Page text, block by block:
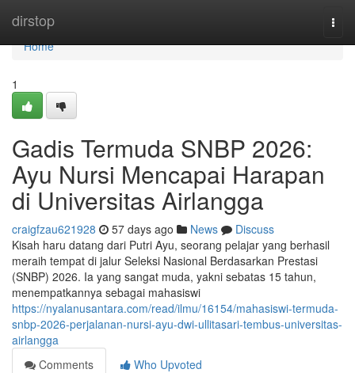
dirstop
Home
Home
1
Gadis Termuda SNBP 2026:
Ayu Nursi Mencapai Harapan
di Universitas Airlangga
craigfzau621928 57 days ago News
Discuss
Kisah haru datang dari Putri Ayu, seorang pelajar yang berhasil
meraih tempat di jalur Seleksi Nasional Berdasarkan Prestasi
(SNBP) 2026. Ia yang sangat muda, yakni sebatas 15 tahun,
menempatkannya sebagai mahasiswi
https://nyalanusantara.com/read/ilmu/16154/mahasiswi-termuda-
snbp-2026-perjalanan-nursi-ayu-dwi-ullitasari-tembus-universitas-
airlangga
Comments
Who Upvoted